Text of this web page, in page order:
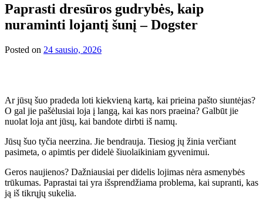
Paprasti dresūros gudrybės, kaip
nuraminti lojantį šunį – Dogster
Posted on 24 sausio, 2026
Ar jūsų šuo pradeda loti kiekvieną kartą, kai prieina pašto siuntėjas?
O gal jie pašėlusiai loja į langą, kai kas nors praeina? Galbūt jie
nuolat loja ant jūsų, kai bandote dirbti iš namų.
Jūsų šuo tyčia neerzina. Jie bendrauja. Tiesiog jų žinia verčiant
pasimeta, o apimtis per didelė šiuolaikiniam gyvenimui.
Geros naujienos? Dažniausiai per didelis lojimas nėra asmenybės
trūkumas. Paprastai tai yra išsprendžiama problema, kai supranti, kas
ją iš tikrųjų sukelia.